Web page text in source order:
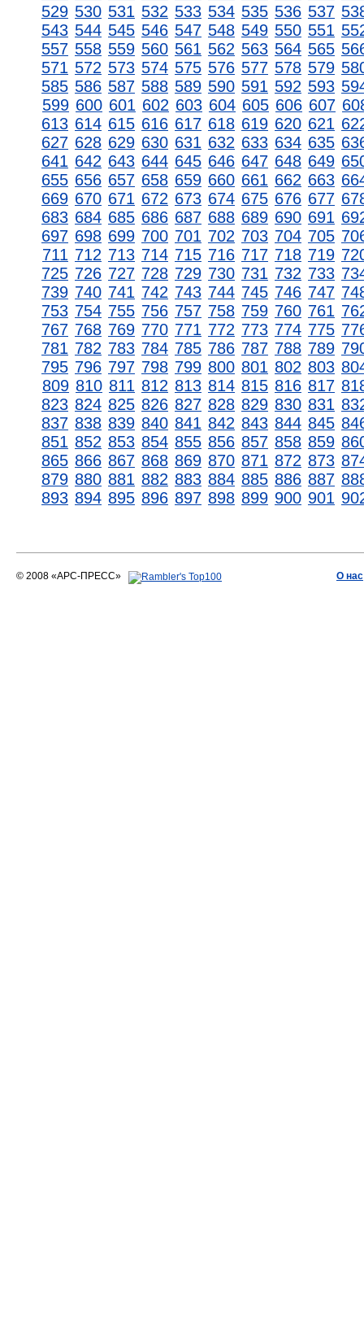
529 530 531 532 533 534 535 536 537
543 544 545 546 547 548 549 550 551
557 558 559 560 561 562 563 564 565
571 572 573 574 575 576 577 578 579
585 586 587 588 589 590 591 592 593
599 600 601 602 603 604 605 606 607
613 614 615 616 617 618 619 620 621
627 628 629 630 631 632 633 634 635
641 642 643 644 645 646 647 648 649
655 656 657 658 659 660 661 662 663
669 670 671 672 673 674 675 676 677
683 684 685 686 687 688 689 690 691
697 698 699 700 701 702 703 704 705
711 712 713 714 715 716 717 718 719
725 726 727 728 729 730 731 732 733
739 740 741 742 743 744 745 746 747
753 754 755 756 757 758 759 760 761
767 768 769 770 771 772 773 774 775
781 782 783 784 785 786 787 788 789
795 796 797 798 799 800 801 802 803
809 810 811 812 813 814 815 816 817
823 824 825 826 827 828 829 830 831
837 838 839 840 841 842 843 844 845
851 852 853 854 855 856 857 858 859
865 866 867 868 869 870 871 872 873
879 880 881 882 883 884 885 886 887
893 894 895 896 897 898 899 900 901
© 2008 «АРС-ПРЕСС» О нас